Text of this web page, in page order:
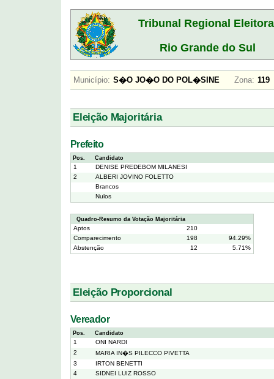
Tribunal Regional
Rio Grande do Sul
Município: S�O JO�O DO POL�SINE Zona:
Eleição Majoritária
Prefeito
Pos. Candidato
1
DENISE PREDEBOM MILANESI
2
ALBERI JOVINO FOLETTO
Brancos
Nulos
Quadro-Resumo da Votação Majoritária
Aptos
210
Comparecimento
198
94.29%
Abstenção
12 5.71%
Eleição Proporcional
Vereador
Pos. Candidato
1
ONI NARDI
2
MARIA IN�S PILECCO PIVETTA
3
IRTON BENETTI
4
SIDNEI LUIZ ROSSO